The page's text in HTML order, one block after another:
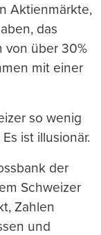
Aktienmärkte,
das
von über 30%
mit einer
so wenig
ist illusionär.
der
Schweizer
Zahlen
und